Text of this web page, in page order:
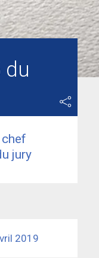
du
jury
2019